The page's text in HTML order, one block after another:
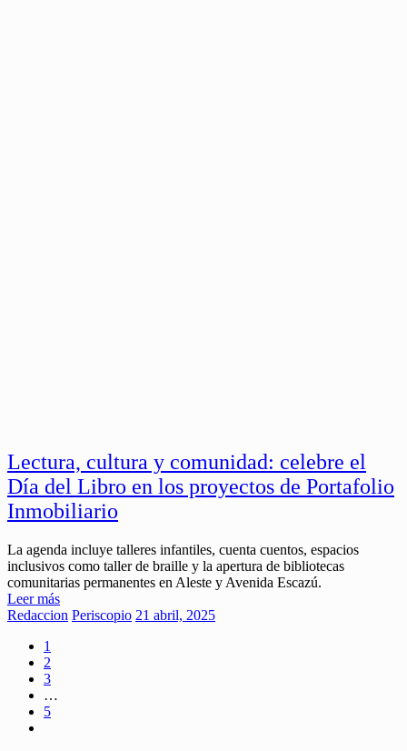
Lectura, cultura y comunidad: celebre el
Día del Libro en los proyectos de Portafolio
Inmobiliario
La agenda incluye talleres infantiles, cuenta cuentos, espacios
inclusivos como taller de braille y la apertura de bibliotecas
comunitarias permanentes en Aleste y Avenida Escazú.
Leer más
Redaccion Periscopio 21 abril, 2025
1
2
3
…
5